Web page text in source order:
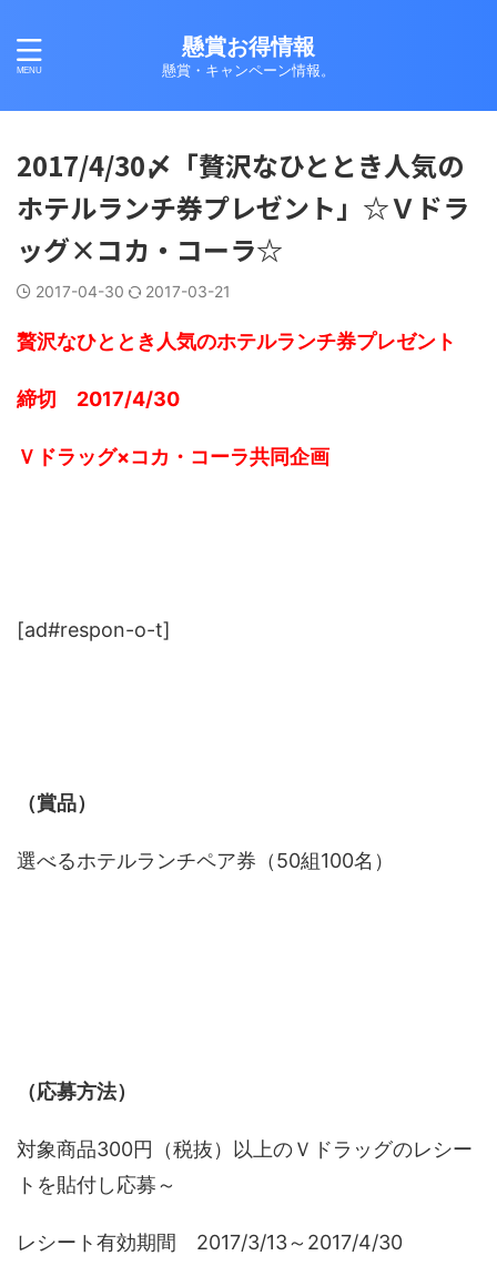
懸賞お得情報
懸賞・キャンペーン情報。
2017/4/30〆「贅沢なひととき人気の
ホテルランチ券プレゼント」☆Ｖドラ
ッグ×コカ・コーラ☆
2017-04-30 2017-03-21
贅沢なひととき人気のホテルランチ券プレゼント
締切 2017/4/30
Ｖドラッグ×コカ・コーラ共同企画
[ad#respon-o-t]
（賞品）
選べるホテルランチペア券（50組100名）
（応募方法）
対象商品300円（税抜）以上のＶドラッグのレシー
トを貼付し応募～
レシート有効期間 2017/3/13～2017/4/30